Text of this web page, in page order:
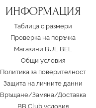
ИНФОРМАЦИЯ
Таблица с размери
Проверка на поръчка
Магазини BUL BEL
Oбщи условия
Политика за поверителност
Защита на личните данни
Връщане/Замяна/Доставка
BB Club условия